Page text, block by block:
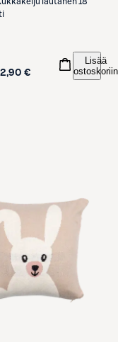
€
Lisää
ostoskoriin